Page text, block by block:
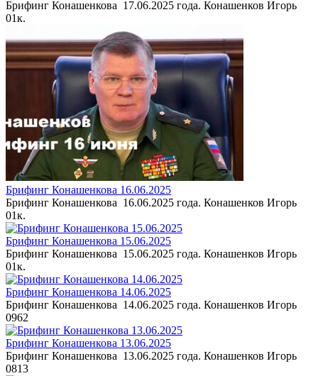
Брифинг Конашенкова 17.06.2025 года. Конашенков Игорь
01к.
Брифинг Конашенкова 16.06.2025
Брифинг Конашенкова 16.06.2025 года. Конашенков Игорь
01к.
Брифинг Конашенкова 15.06.2025
Брифинг Конашенкова 15.06.2025 года. Конашенков Игорь
01к.
Брифинг Конашенкова 14.06.2025
Брифинг Конашенкова 14.06.2025 года. Конашенков Игорь
0962
Брифинг Конашенкова 13.06.2025
Брифинг Конашенкова 13.06.2025 года. Конашенков Игорь
0813